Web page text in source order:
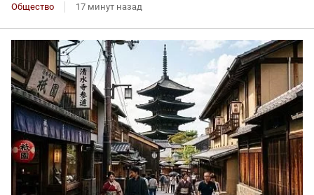
Общество 17 минут назад